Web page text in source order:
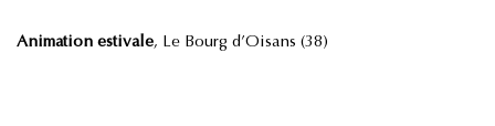
Animation estivale, Le Bourg d’Oisans (38)